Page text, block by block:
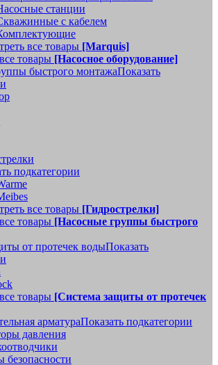
станции
с кабелем
все товары [Marquis]
товары [Насосное оборудование]
быстрого монтажаПоказать
подкатегории
все товары [Гидрострелки]
товары [Насосные группы быстрого
от протечек водыПоказать
товары [Система защиты от протечек
арматураПоказать подкатегории
давления
безопасности